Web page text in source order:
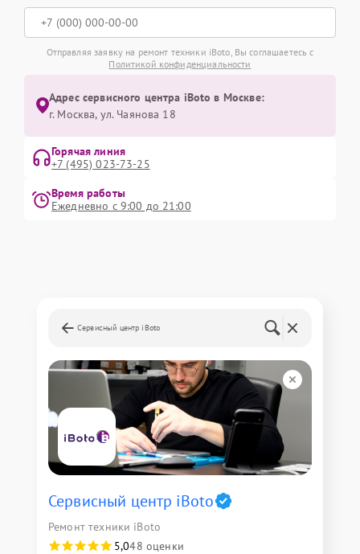
Отправляя заявку на ремонт техники iBoto, Вы соглашаетесь с
Политикой конфиденциальности
Адрес сервисного центра iBoto в Москве:
г. Москва, ул. Чаянова 18
Горячая линия
+7 (495) 023-73-25
Время работы
Ежедневно с 9:00 до 21:00
Сервисный центр iBoto
Сервисный центр iBoto
Ремонт техники iBoto
5,048 оценки